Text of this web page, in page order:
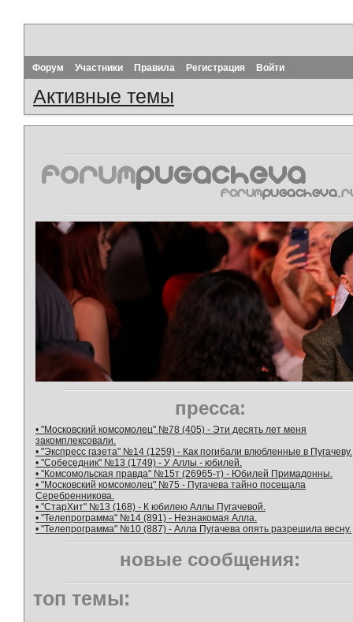
Форум Участники Правила Регистрация Войти
Активные темы
пресса:
• "Московский комсомолец" №78 (405) - Эти десять лет меня
закомплексовали.
• "Экспресс газета" №14 (1259) - Как погибали влюбленные в Пугачеву.
• "Собеседник" №13 (1749) - У Аллы - юбилей.
• "Комсомольская правда" №15т (26965-т) - Юбилей Примадонны.
• "Московский комсомолец" №75 - Пугачева тайно посещала
Серебренникова.
• "СтарХит" №13 (168) - К юбилею Аллы Пугачевой.
• "Телепрограмма" №14 (891) - Незнакомая Алла.
• "Телепрограмма" №10 (887) - Алла Пугачева опять разрешила весну.
новые сообщения:
топ темы: